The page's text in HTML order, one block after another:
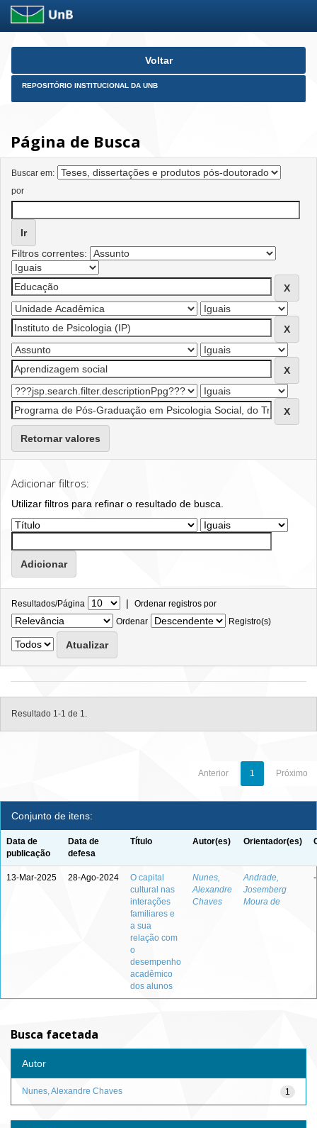
Skip
Voltar
REPOSITÓRIO INSTITUCIONAL DA UNB
Página de Busca
Buscar em:
por
Filtros correntes:
Retornar valores
Adicionar filtros:
Utilizar filtros para refinar o resultado de busca.
Resultados/Página | Ordenar registros por
Ordenar
Registro(s)
Resultado 1-1 de 1.
Anterior 1 Próximo
Conjunto de itens:
Data de
publicação
Data de
defesa
Título Autor(es) Orientador(es)
13-Mar-2025 28-Ago-2024
O capital
cultural nas
interações
familiares e
a sua
relação com
o
desempenho
acadêmico
dos alunos
Nunes,
Alexandre
Chaves
Andrade,
Josemberg
Moura de
-
Busca facetada
Autor
1
Nunes, Alexandre Chaves